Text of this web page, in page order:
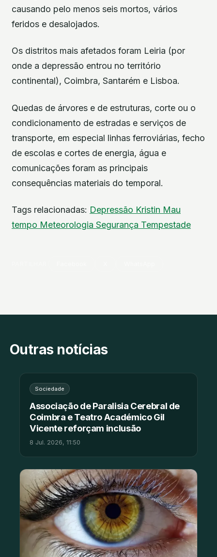
causando pelo menos seis mortos, vários
feridos e desalojados.
Os distritos mais afetados foram Leiria (por
onde a depressão entrou no território
continental), Coimbra, Santarém e Lisboa.
Quedas de árvores e de estruturas, corte ou o
condicionamento de estradas e serviços de
transporte, em especial linhas ferroviárias, fecho
de escolas e cortes de energia, água e
comunicações foram as principais
consequências materiais do temporal.
Tags relacionadas: Depressão Kristin Mau
tempo Meteorologia Segurança Tempestade
Outras notícias
Sociedade
Associação de Paralisia Cerebral de
Coimbra e Teatro Académico Gil
Vicente reforçam inclusão
8 Jul. 2026, 11:50